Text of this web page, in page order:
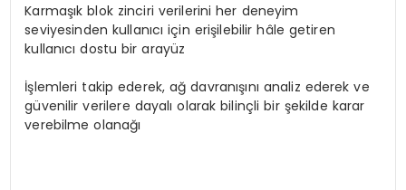
Karmaşık blok zinciri verilerini her deneyim
seviyesinden kullanıcı için erişilebilir hâle getiren
kullanıcı dostu bir arayüz
İşlemleri takip ederek, ağ davranışını analiz ederek ve
güvenilir verilere dayalı olarak bilinçli bir şekilde karar
verebilme olanağı